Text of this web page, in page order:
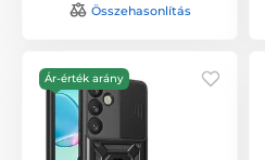
Összehasonlítás
Ár-érték arány